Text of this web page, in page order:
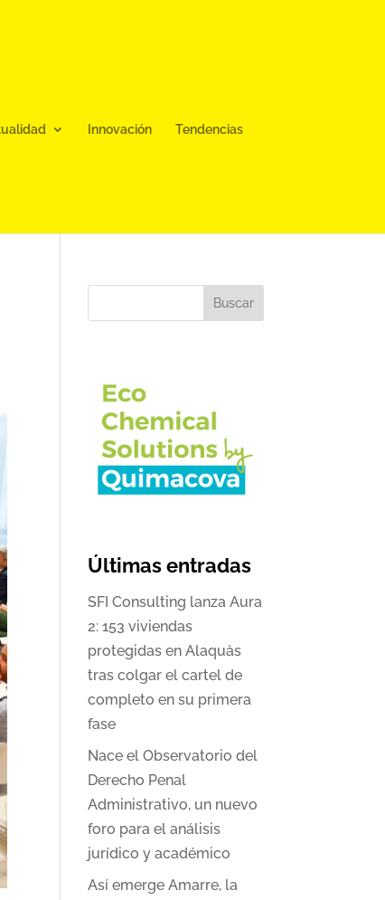
Innovación Tendencias
Buscar
Últimas entradas
SFI Consulting lanza Aura
2: 153 viviendas
protegidas en Alaquàs
tras colgar el cartel de
completo en su primera
fase
Nace el Observatorio del
Derecho Penal
Administrativo, un nuevo
foro para el análisis
jurídico y académico
Así emerge Amarre, la